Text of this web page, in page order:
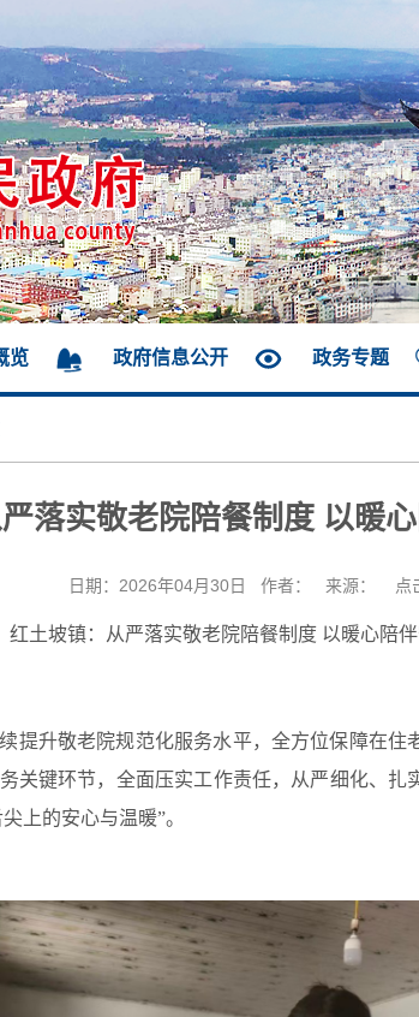
览 政府信息公开 政务专题
落实敬老院陪餐制度 以暖
日期：2026年04月30日 作者： 来源： 点
红土坡镇：从严落实敬老院陪餐制度 以暖心陪
提升敬老院规范化服务水平，全方位保障在
关键环节，全面压实工作责任，从严细化、
上的安心与温暖”。